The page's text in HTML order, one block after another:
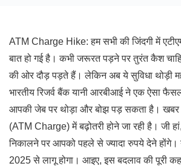
ATM Charge Hike: हम सभी की जिंदगी में
बात हो गई है। कभी जरूरत पड़ने पर तुरंत कैश
की ओर दौड़ पड़ते हैं। लेकिन अब ये सुविधा थोड़ी
भारतीय रिजर्व बैंक यानी आरबीआई ने एक ऐसा
आपकी जेब पर थोड़ा और बोझ पड़ सकता है। खबर ये
(ATM Charge) में बढ़ोतरी होने जा रही है। जी
निकालने पर आपको पहले से ज्यादा रुपये देने होंगे।
2025 से लागू होगा। आइए, इस बदलाव की पूरी